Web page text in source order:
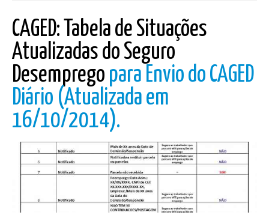
CAGED: Tabela de Situações
Atualizadas do Seguro
Desemprego para Envio do CAGED
Diário (Atualizada em
16/10/2014).